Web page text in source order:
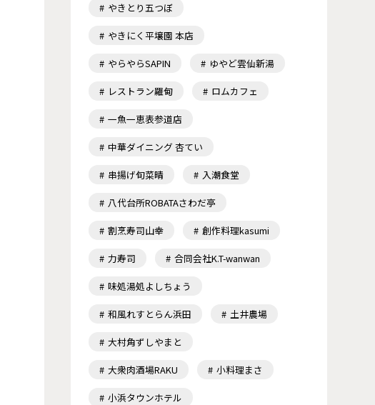
やきとり五つぼ
やきにく平壌園 本店
やらやらSAPIN ゆやど雲仙新湯
レストラン羅甸 ロムカフェ
一魚一恵表参道店
中華ダイニング 杏てい
串揚げ旬菜晴 入潮食堂
八代台所ROBATAさわだ亭
割烹寿司山幸 創作料理kasumi
力寿司 合同会社K.T-wanwan
味処湯処よしちょう
和風れすとらん浜田 土井農場
大村角ずしやまと
大衆肉酒場RAKU 小料理まさ
小浜タウンホテル